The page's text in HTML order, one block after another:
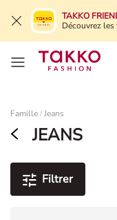
TAKKO
Découvrez
Famille / Jeans
JEANS
Filtrer